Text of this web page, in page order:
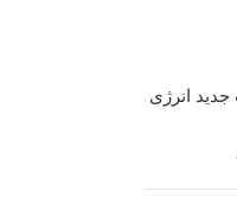
جدید انرژی